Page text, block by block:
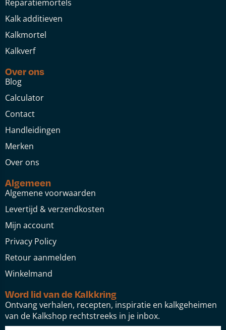
Reparatiemortels
Kalk additieven
Kalkmortel
Kalkverf
Over ons
Blog
Calculator
Contact
Handleidingen
Merken
Over ons
Algemeen
Algemene voorwaarden
Levertijd & verzendkosten
Mijn account
Privacy Policy
Retour aanmelden
Winkelmand
Word lid van de Kalkkring
Ontvang verhalen, recepten, inspiratie en kalkgeheimen
van de Kalkshop rechtstreeks in je inbox.